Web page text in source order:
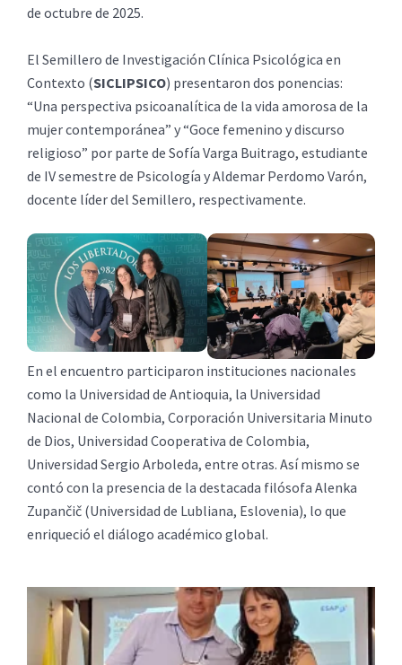
de octubre de 2025.
El Semillero de Investigación Clínica Psicológica en
Contexto (SICLIPSICO) presentaron dos ponencias:
“Una perspectiva psicoanalítica de la vida amorosa de la
mujer contemporánea” y “Goce femenino y discurso
religioso” por parte de Sofía Varga Buitrago, estudiante
de IV semestre de Psicología y Aldemar Perdomo Varón,
docente líder del Semillero, respectivamente.
En el encuentro participaron instituciones nacionales
como la Universidad de Antioquia, la Universidad
Nacional de Colombia, Corporación Universitaria Minuto
de Dios, Universidad Cooperativa de Colombia,
Universidad Sergio Arboleda, entre otras. Así mismo se
contó con la presencia de la destacada filósofa Alenka
Zupančič (Universidad de Lubliana, Eslovenia), lo que
enriqueció el diálogo académico global.